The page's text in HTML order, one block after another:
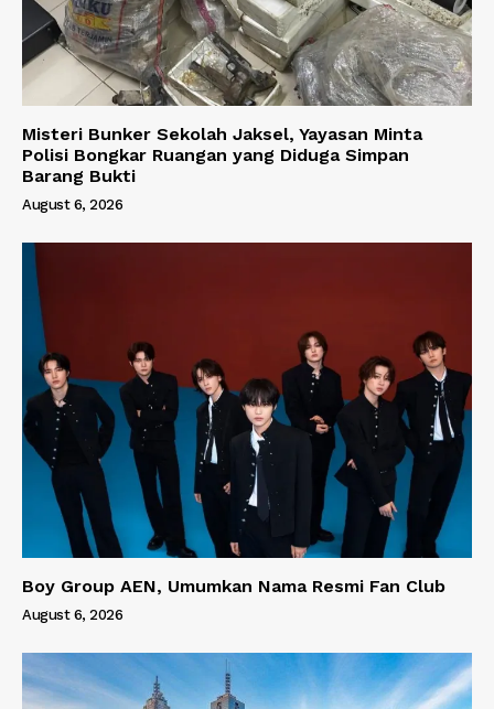
Misteri Bunker Sekolah Jaksel, Yayasan Minta
Polisi Bongkar Ruangan yang Diduga Simpan
Barang Bukti
August 6, 2026
Boy Group AEN, Umumkan Nama Resmi Fan Club
August 6, 2026